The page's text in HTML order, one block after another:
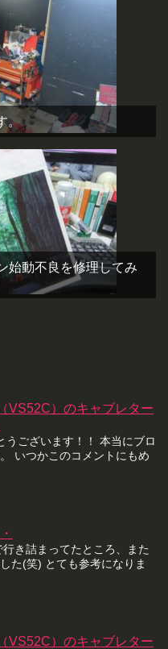
。
始動不良を修理してみ
VS52C）のキャブレター
うございます！！ 本当にブロ
いつかこのコメントにもめ
き詰まってたところ、また
た(笑) とても参考になりま
VS52C）のキャブレター